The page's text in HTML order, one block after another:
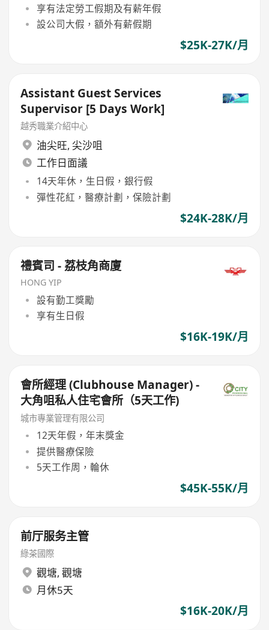
享有法定勞工假期及有薪年假
設公司大假，額外有薪假期
$25K-27K/月
Assistant Guest Services
Supervisor [5 Days Work]
越秀職業介紹中心
油尖旺, 尖沙咀
工作日面議
14天年休，生日假，銀行假
彈性花紅，醫療計劃，保險計劃
$24K-28K/月
禮賓司 - 荔枝角商廈
HONG YIP
設有勤工獎勵
享有生日假
$16K-19K/月
會所經理 (Clubhouse Manager) -
大角咀私人住宅會所（5天工作)
城市專業管理有限公司
12天年假，年末獎金
提供醫療保險
5天工作周，輪休
$45K-55K/月
前厅服务主管
綠茶國際
觀塘, 觀塘
月休5天
$16K-20K/月